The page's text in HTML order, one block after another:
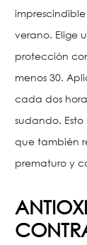
verano. Elige
protección
menos 30.
cada dos
sudando.
que también
prematuro y